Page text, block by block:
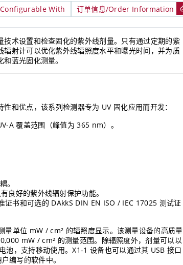
With 订单信息/Order Information
术设置和检查固化的紫外线剂量。只有通过定期的紫
射计可以优化紫外线辐照度水平和曝光时间，并为质
蓝光固化测量。
和优点，该系列检测器专为 UV 固化应用而开发：
A 覆盖范围（峰值为 365 nm）。
。
良好的紫外线辐射保护功能。
书和可选的 DAkkS DIN EN ISO / IEC 17025 测试证
单位 mW / cm² 的辐照度显示。该测量设备的高质量
mW / cm² 的测量范围。除辐照度外，剂量可以以
池，支持移动使用。X1-1 设备也可以通过其 USB 接口
编写的软件中。